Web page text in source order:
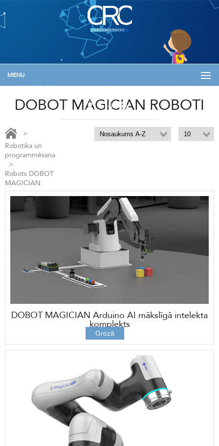
Ienākt
MENU
DOBOT MAGICIAN ROBOTI
>
Robotika un
programmēšana
>
Robots DOBOT
MAGICIAN
DOBOT MAGICIAN Arduino AI mākslīgā intelekta
komplekts
484,00 €
Grozā